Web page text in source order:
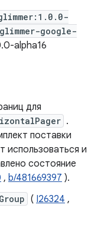
google-
alpha16
для
.
поставки
использоваться и
состояние
, b/481669397 ).
( I26324 ,